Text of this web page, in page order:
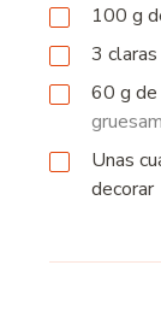
100 g
3
60 g de
Unas
decorar